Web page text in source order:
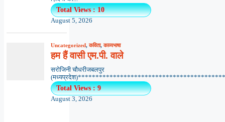
Total Views : 10
August 5, 2026
Uncategorized,कविता,काव्यभाषा
हम हैं वासी एम.पी. वाले
सरोजिनी चौधरीजबलपुर
Total Views : 9
August 3, 2026